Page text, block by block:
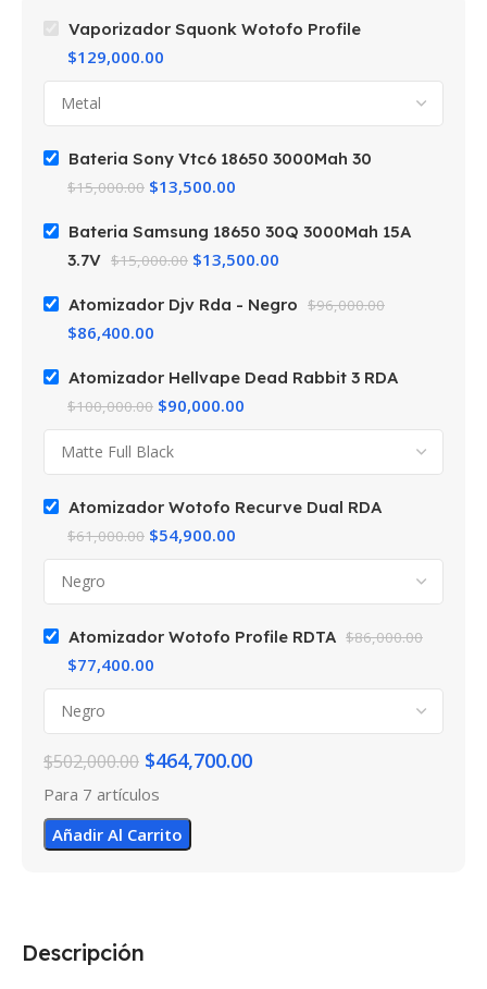
COLOR Metal
Vaporizador Squonk Wotofo Profile
$129,000.00
Bateria Sony Vtc6 18650 3000Mah 30
$15,000.00 $13,500.00
Bateria Samsung 18650 30Q 3000Mah 15A
3.7V $15,000.00 $13,500.00
Atomizador Djv Rda - Negro $96,000.00
$86,400.00
Atomizador Hellvape Dead Rabbit 3 RDA
$100,000.00 $90,000.00
Atomizador Wotofo Recurve Dual RDA
$61,000.00 $54,900.00
Atomizador Wotofo Profile RDTA $86,000.00
$77,400.00
$502,000.00 $464,700.00
Para 7 artículos
Añadir Al Carrito
Descripción